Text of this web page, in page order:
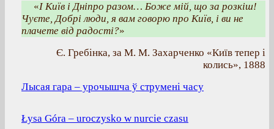
«І Київ і Дніпро разом… Боже мій, що за розкіш!
Чуєте, Добрі люди, я вам говорю про Київ, і ви не
плачете від радості?»
Є. Гребінка, за М. М. Захарченко «Київ тепер і
колись», 1888
Лысая гара – урочышча ў струмені часу
Łysa Góra – uroczysko w nurcie czasu